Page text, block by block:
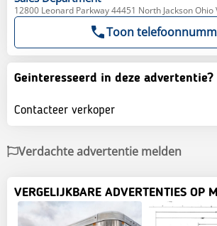
12800 Leonard Parkway 44451 North Jackson
Toon
Geinteresseerd in deze advertentie?
Contacteer verkoper
Verdachte advertentie melden
VERGELIJKBARE ADVERTENTIES OP